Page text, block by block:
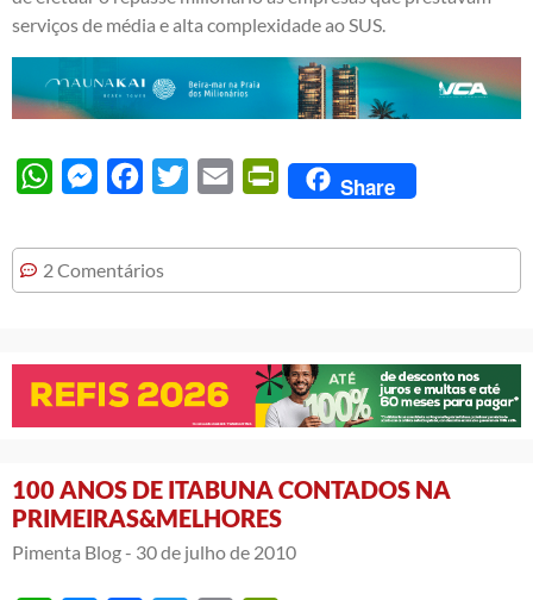
serviços de média e alta complexidade ao SUS.
WhatsAppMessengerFacebook
Twitter Email PrintFriendly
Share
2 Comentários
100 ANOS DE ITABUNA CONTADOS NA
PRIMEIRAS&MELHORES
Pimenta Blog - 30 de julho de 2010